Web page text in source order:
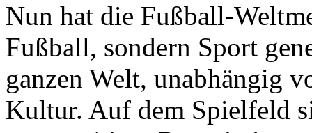
Nun hat die Fußball-
Fußball, sondern Sport
ganzen Welt, unabhängig
Kultur. Auf dem Spielfeld